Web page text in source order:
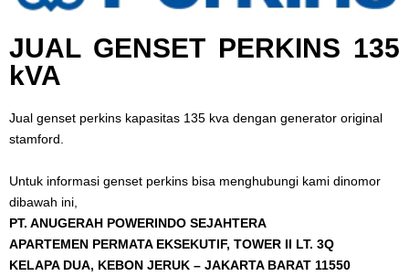
JUAL GENSET PERKINS 135
kVA
Jual genset perkins kapasitas 135 kva dengan generator original
stamford.
Untuk informasi genset perkins bisa menghubungi kami dinomor
dibawah ini,
PT. ANUGERAH POWERINDO SEJAHTERA
APARTEMEN PERMATA EKSEKUTIF, TOWER II LT. 3Q
KELAPA DUA, KEBON JERUK – JAKARTA BARAT 11550